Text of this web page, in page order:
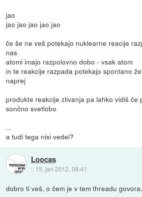
jao
jao jao jao jao jao
če še ne veš potekajo nuklearne reacije
nas
atomi imajo razpolovno dobo - vsak atom
in te reakcije razpada potekajo spontano
naprej
produkte reakcije zlivanja pa lahko vidiš če
sončno svetlobo
...
a tudi tega nisi vedel?
Loocas
:: 15. jan 2012, 08:41
dobro ti veš, o čem je v tem threadu